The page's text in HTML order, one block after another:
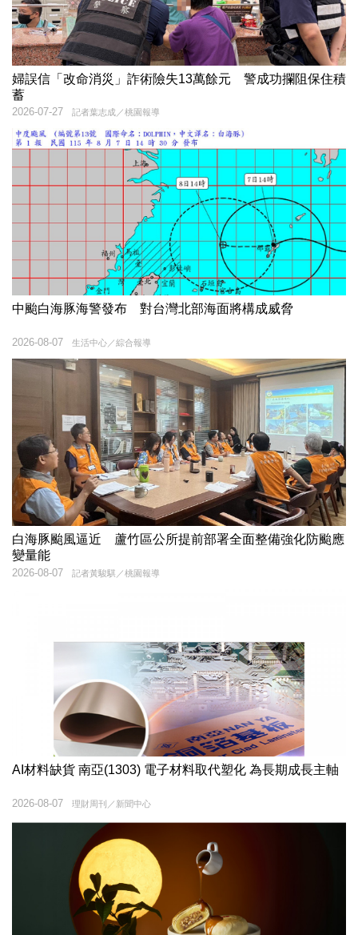
婦誤信「改命消災」詐術險失13萬餘元 警成功攔阻保住積
蓄
記者葉志成／桃園報導
2026-07-27
中颱白海豚海警發布 對台灣北部海面將構成威脅
生活中心／綜合報導
2026-08-07
白海豚颱風逼近 蘆竹區公所提前部署全面整備強化防颱應
變量能
記者黃駿騏／桃園報導
2026-08-07
AI材料缺貨 南亞(1303) 電子材料取代塑化 為長期成長主軸
理財周刊／新聞中心
2026-08-07